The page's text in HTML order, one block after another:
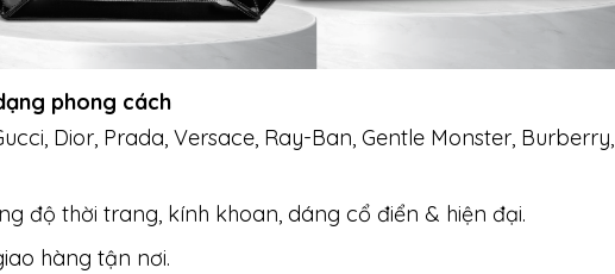
phong cách
Dior, Prada, Versace, Ray-Ban, Gentle Monster, Burberry,
độ thời trang, kính khoan, dáng cổ điển & hiện đại.
hàng tận nơi.